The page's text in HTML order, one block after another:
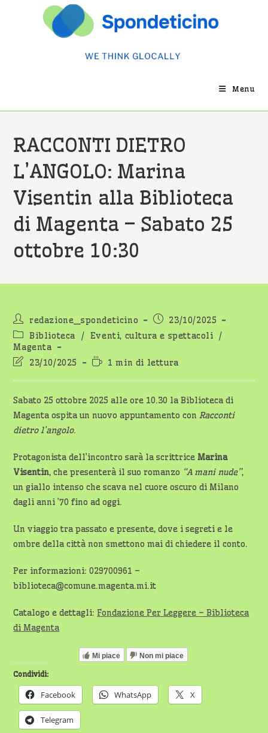
Menu
RACCONTI DIETRO
L’ANGOLO: Marina
Visentin alla Biblioteca
di Magenta – Sabato 25
ottobre 10:30
Autore
dell'articolo:
redazione_spondeticino
Articolo
23/10/2025
Categoria
dell'articolo:
Biblioteca / Eventi, cultura e spettacoli /
Magenta
Ultima
dell'articolo:
23/10/2025
Tempo
lettura:
1 min di lettura
Sabato 25 ottobre 2025 alle ore 10.30 la Biblioteca di
Magenta ospita un nuovo appuntamento conRacconti
dietro l’angolo.
Protagonista dell’incontro sarà la scrittriceMarina
Visentin, che presenterà il suo romanzo “A mani nude”,
un giallo intenso che scava nel cuore oscuro di Milano
dagli anni ’70 fino ad oggi.
Un viaggio tra passato e presente, dove i segreti e le
ombre della città non smettono mai di chiedere il conto.
Per informazioni: 029700961 –
biblioteca@comune.magenta.mi.it
Catalogo e dettagli: Fondazione Per Leggere – Biblioteca
di Magenta
Mi piace Non mi piace
Condividi:
Facebook WhatsApp X
Telegram